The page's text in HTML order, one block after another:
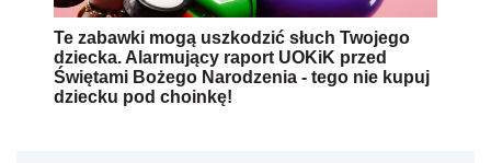
Te zabawki mogą uszkodzić słuch Twojego
dziecka. Alarmujący raport UOKiK przed
Świętami Bożego Narodzenia - tego nie kupuj
dziecku pod choinkę!